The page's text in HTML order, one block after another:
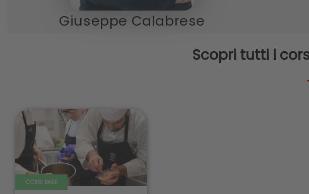
Giuseppe Calabrese
Scopri tutti i
CORSI BASE